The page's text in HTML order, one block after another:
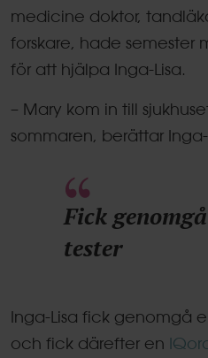
medicine doktor,
forskare, hade semester
för att hjälpa Inga-Lisa.
– Mary kom in till
sommaren, berättar Inga-
Fick
tester
Inga-Lisa fick genomgå
och fick därefter en